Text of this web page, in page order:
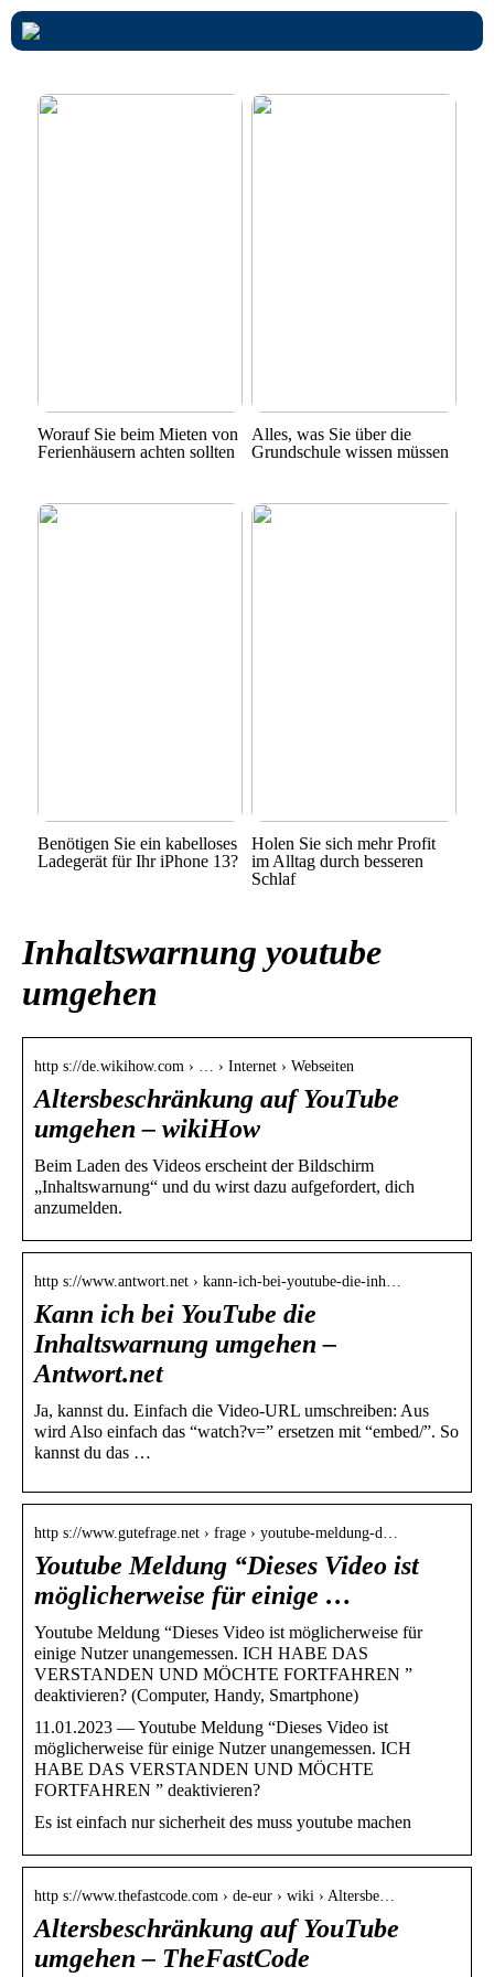
Worauf Sie beim Mieten von
Ferienhäusern achten sollten
Alles, was Sie über die
Grundschule wissen müssen
Benötigen Sie ein kabelloses
Ladegerät für Ihr iPhone 13?
Holen Sie sich mehr Profit
im Alltag durch besseren
Schlaf
Inhaltswarnung youtube
umgehen
http s://de.wikihow.com › … › Internet › Webseiten
Altersbeschränkung auf YouTube
umgehen – wikiHow
Beim Laden des Videos erscheint der Bildschirm
„Inhaltswarnung“ und du wirst dazu aufgefordert, dich
anzumelden.
http s://www.antwort.net › kann-ich-bei-youtube-die-inh…
Kann ich bei YouTube die
Inhaltswarnung umgehen –
Antwort.net
Ja, kannst du. Einfach die Video-URL umschreiben: Aus
wird Also einfach das “watch?v=” ersetzen mit “embed/”. So
kannst du das …
http s://www.gutefrage.net › frage › youtube-meldung-d…
Youtube Meldung “Dieses Video ist
möglicherweise für einige …
Youtube Meldung “Dieses Video ist möglicherweise für
einige Nutzer unangemessen. ICH HABE DAS
VERSTANDEN UND MÖCHTE FORTFAHREN ”
deaktivieren? (Computer, Handy, Smartphone)
11.01.2023 — Youtube Meldung “Dieses Video ist
möglicherweise für einige Nutzer unangemessen. ICH
HABE DAS VERSTANDEN UND MÖCHTE
FORTFAHREN ” deaktivieren?
Es ist einfach nur sicherheit des muss youtube machen
http s://www.thefastcode.com › de-eur › wiki › Altersbe…
Altersbeschränkung auf YouTube
umgehen – TheFastCode